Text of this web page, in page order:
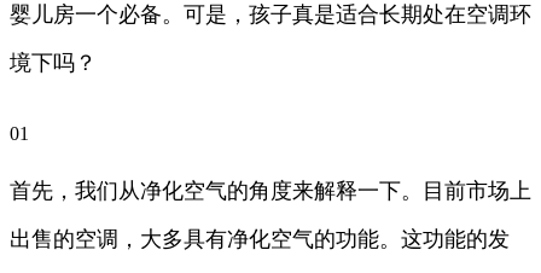
婴儿房一个必备。可是，孩子真是适合长期处在空调环
境下吗？
01
首先，我们从净化空气的角度来解释一下。目前市场上
出售的空调，大多具有净化空气的功能。这功能的发